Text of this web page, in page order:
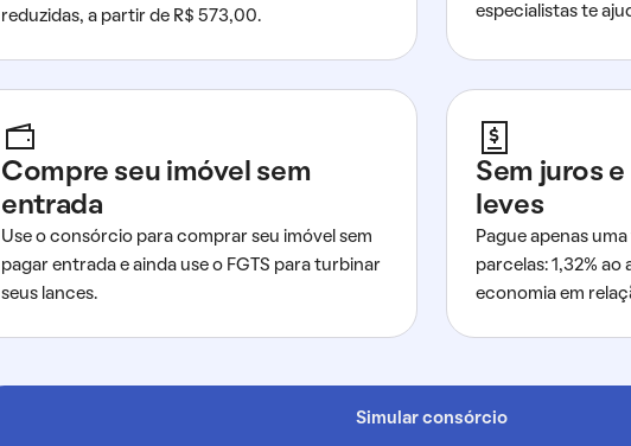
reduzidas, a partir de R$ 573,00.
especialistas te
Compre seu imóvel sem
entrada
Use o consórcio para comprar seu imóvel sem
pagar entrada e ainda use o FGTS para turbinar
seus lances.
Sem juros
leves
Pague apenas
parcelas: 1,32%
economia em
Simular consórcio